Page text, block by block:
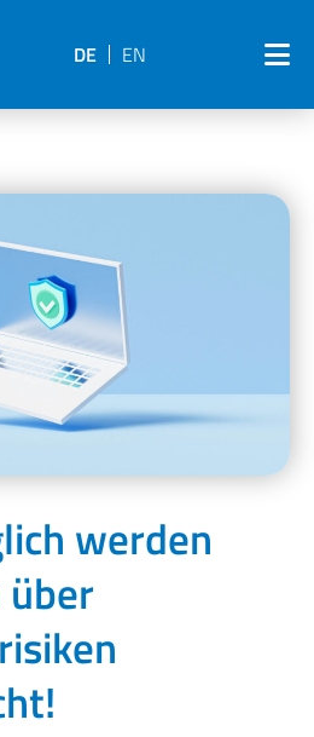
DE EN
werden